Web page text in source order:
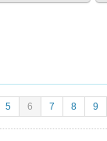
5 6 7 8 9